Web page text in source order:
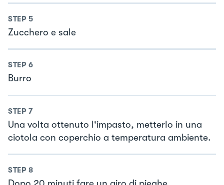
STEP 5
Zucchero e sale
STEP 6
Burro
STEP 7
Una volta ottenuto l'impasto, metterlo in una
ciotola con coperchio a temperatura ambiente.
STEP 8